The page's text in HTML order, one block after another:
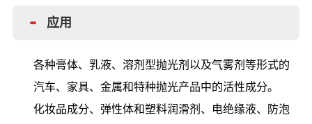
应用
各种膏体、乳液、溶剂型抛光剂以及气雾剂等形式的
汽车、家具、金属和特种抛光产品中的活性成分。
化妆品成分、弹性体和塑料润滑剂、电绝缘液、防泡